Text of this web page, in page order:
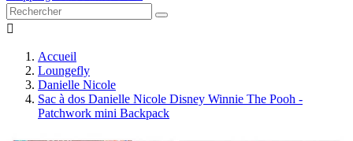

Accueil
Loungefly
Danielle Nicole
Sac à dos Danielle Nicole Disney Winnie The Pooh -
Patchwork mini Backpack